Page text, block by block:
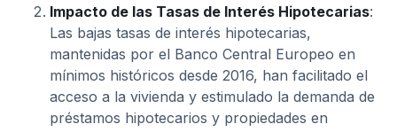
Impacto de las Tasas de Interés Hipotecarias:
Las bajas tasas de interés hipotecarias,
mantenidas por el Banco Central Europeo en
mínimos históricos desde 2016, han facilitado el
acceso a la vivienda y estimulado la demanda de
préstamos hipotecarios y propiedades en